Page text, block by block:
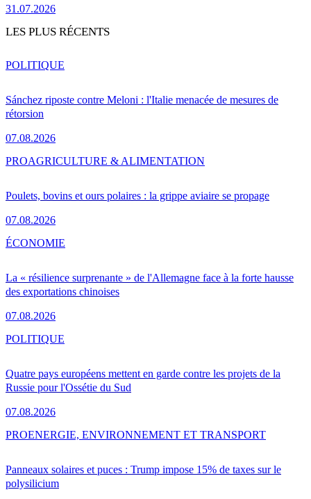
31.07.2026
LES PLUS RÉCENTS
Sánchez riposte contre Meloni : l'Italie menacée de mesures de
rétorsion
07.08.2026
POLITIQUE
Poulets, bovins et ours polaires : la grippe aviaire se propage
07.08.2026
PROAGRICULTURE & ALIMENTATION
La « résilience surprenante » de l'Allemagne face à la forte hausse
des exportations chinoises
07.08.2026
ÉCONOMIE
Quatre pays européens mettent en garde contre les projets de la
Russie pour l'Ossétie du Sud
07.08.2026
POLITIQUE
Panneaux solaires et puces : Trump impose 15% de taxes sur le
polysilicium
PROENERGIE, ENVIRONNEMENT ET TRANSPORT